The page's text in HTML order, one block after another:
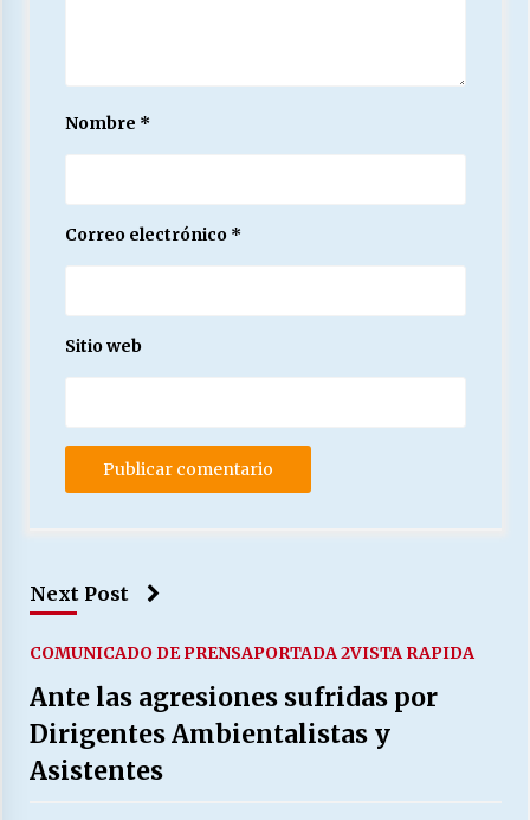
Nombre *
Correo electrónico *
Sitio web
Next Post
COMUNICADO DE PRENSAPORTADA 2VISTA RAPIDA
Ante las agresiones sufridas por
Dirigentes Ambientalistas y
Asistentes